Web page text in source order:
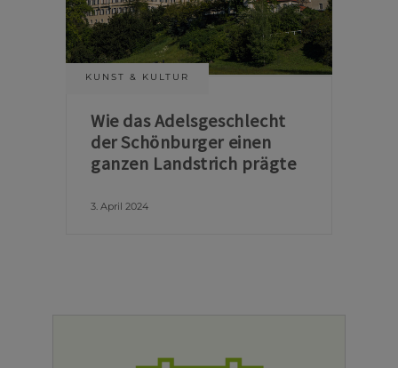
KUNST & KULTUR
Wie das Adelsgeschlecht
der Schönburger einen
ganzen Landstrich prägte
3. April 2024